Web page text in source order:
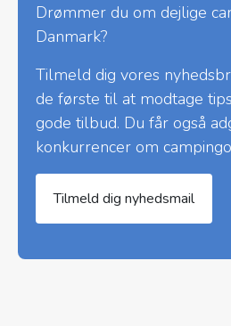
Drømmer du om dejlige
Danmark?
Tilmeld dig vores
de første til at modtage
gode tilbud. Du får også
konkurrencer om
Tilmeld dig nyhedsmail